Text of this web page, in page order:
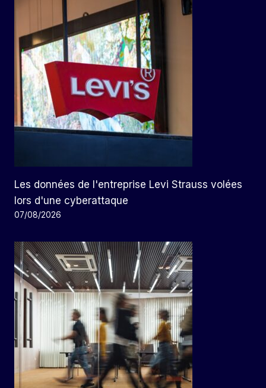
Les données de l'entreprise Levi Strauss volées
lors d'une cyberattaque
07/08/2026